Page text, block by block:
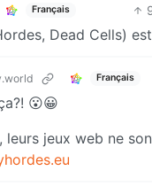
Français
Dead Cells)
Français
😮😀
leurs jeux web ne